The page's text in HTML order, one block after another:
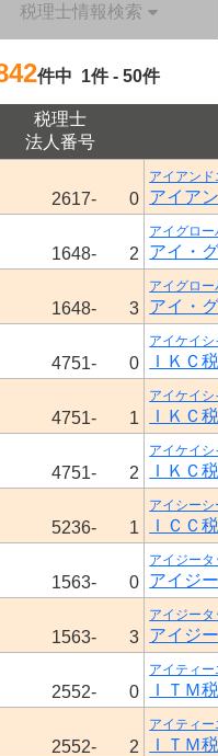
税理士情報検索
件中 1件 - 50件
税理士
法人番号
2617- 0
アイアン
アイア
1648- 2
アイグロ
アイ・
1648- 3
アイグロ
アイ・
4751- 0
アイケイ
ＩＫＣ
4751- 1
アイケイ
ＩＫＣ
4751- 2
アイケイ
ＩＫＣ
5236- 1
アイシー
ＩＣＣ
1563- 0
アイジー
アイジ
1563- 3
アイジー
アイジ
2552- 0
アイティ
ＩＴＭ
2552- 2
アイティ
ＩＴＭ